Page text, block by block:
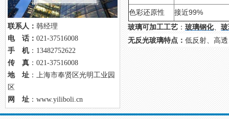
联系人： 韩经理
电 话： 021-37516008
手 机：13482752622
传 真 ：021-37516008
地 址 ：上海市奉贤区光明工业园
区
网 址 ：www.yiliboli.cn
色彩还原性 接近99%
玻璃可加工工艺 ： 玻璃钢化、
无反光玻璃特点： 低反射、高